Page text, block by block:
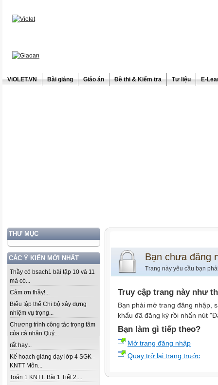
ViOLET.VN Bài giảng Giáo án Đề thi & Kiểm tra Tư liệu E-
THƯ MỤC
CÁC Ý KIẾN MỚI NHẤT
Thầy có bsach1 bài tập 10 và 11
mà có...
Cảm ơn thầy!...
Biểu tập thể Chi bộ xây dựng
nhiệm vụ trọng...
Chương trình công tác trọng tâm
của cá nhân Quý...
rất hay...
Kế hoạch giảng dạy lớp 4 SGK -
KNTT Môn...
Toán 1 KNTT. Bài 1 Tiết 2....
Bạn chưa đăng
Trang này yêu cầu bạn
Truy cập trang này như
Bạn phải mở trang đăng nhập,
khẩu đã đăng ký rồi nhấn nút
Bạn làm gì tiếp theo?
Mở trang đăng nhập
Quay trở lại trang trước